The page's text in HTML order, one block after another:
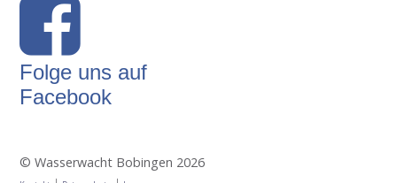
Folge uns auf
Facebook
© Wasserwacht Bobingen 2026